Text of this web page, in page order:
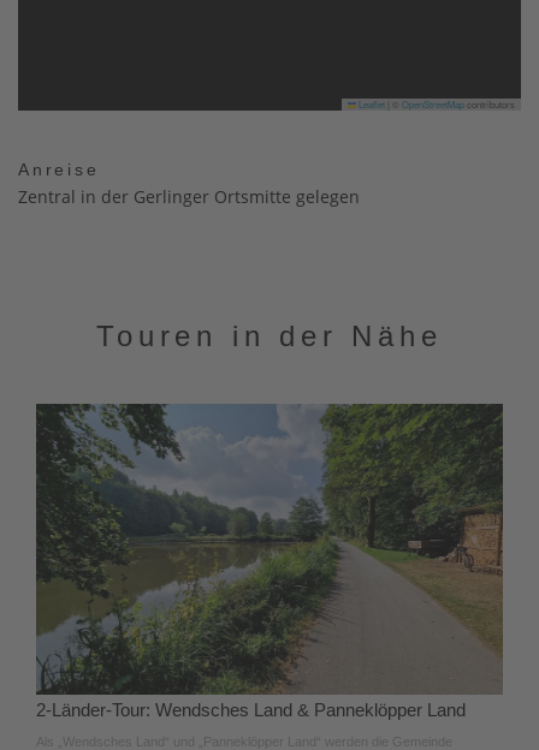
Leaflet OpenStreetMapcontributors
Anreise
Zentral in der Gerlinger Ortsmitte gelegen
Touren in der Nähe
2-Länder-Tour: Wendsches Land & Panneklöpper Land
Als „Wendsches Land“ und „Panneklöpper Land“ werden die Gemeinde